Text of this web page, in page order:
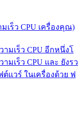
เร็ว CPU เครื่องคุณ)
มเร็ว CPU อีกหนึ่งโ
เร็ว CPU และ ยังรว
แวร์ ในเครื่องด้วย ฟ